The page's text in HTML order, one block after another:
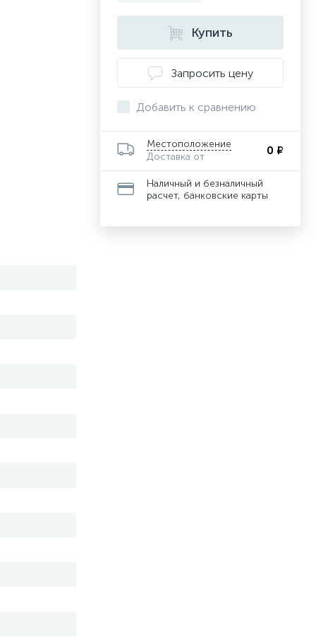
Купить
Запросить цену
Добавить к сравнению
Местоположение
Доставка от
0 ₽
Наличный и безналичный
расчет, банковские карты